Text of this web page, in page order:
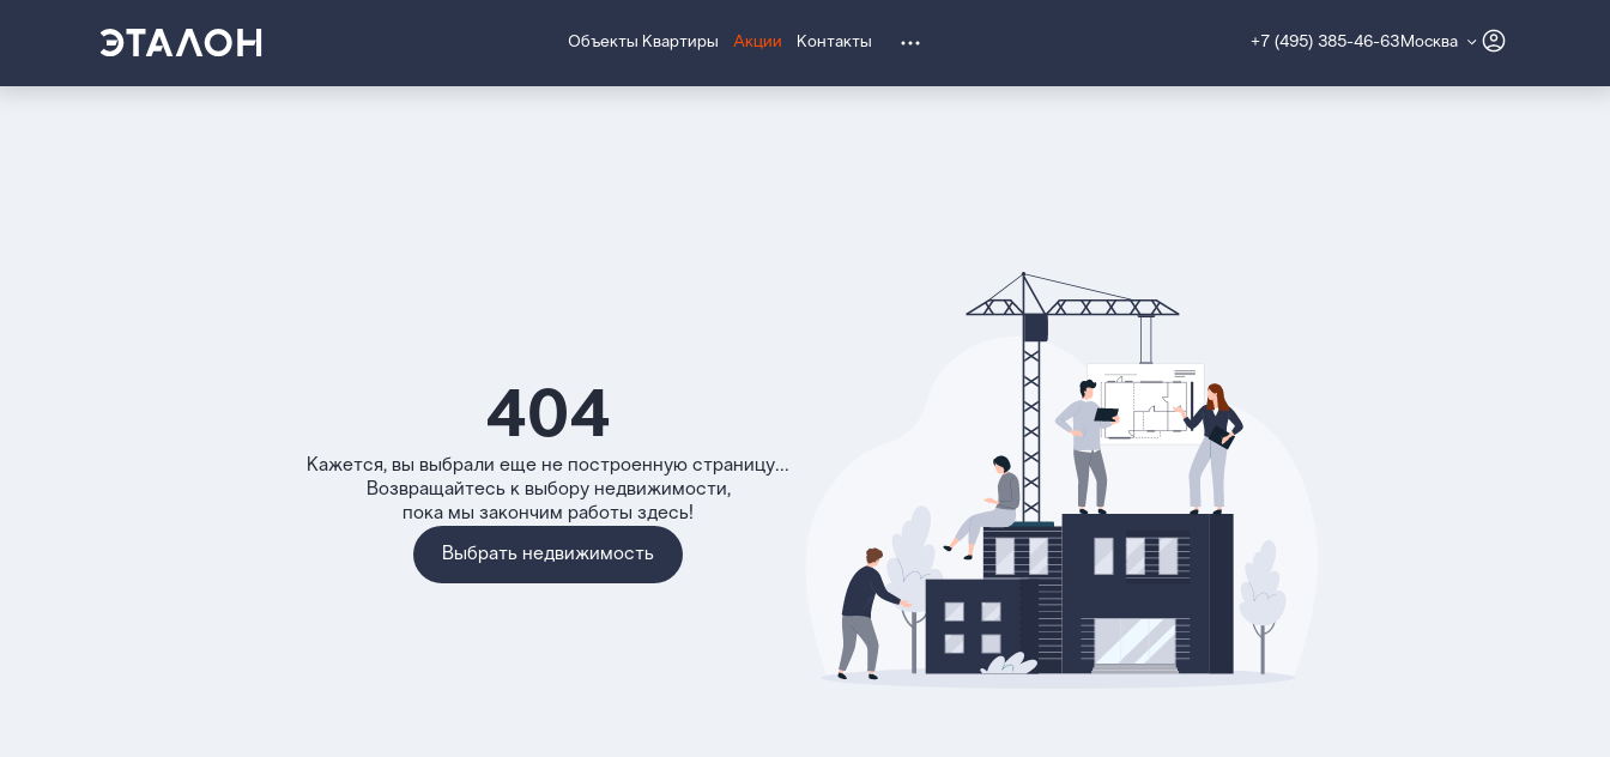
Объекты Квартиры Акции Контакты +7 (495) 385-46-63 Москва
404
Кажется, вы выбрали еще не построенную страницу...
Возвращайтесь к выбору недвижимости,
пока мы закончим работы здесь!
Выбрать недвижимость